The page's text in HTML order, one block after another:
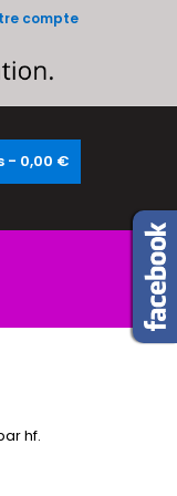
compte
- 0,00 €
hf.